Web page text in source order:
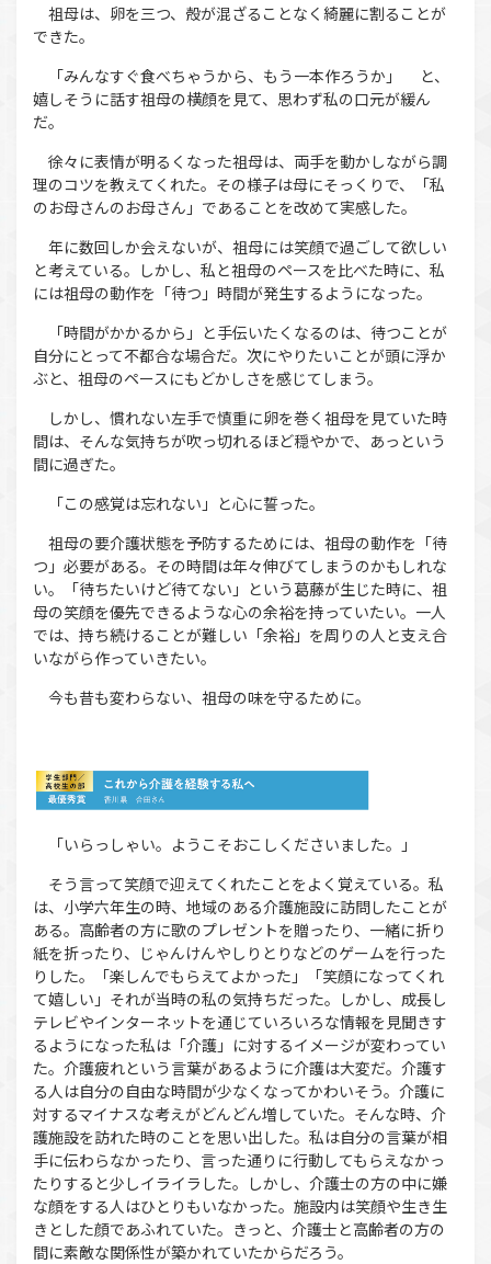
祖母は、卵を三つ、殻が混ざることなく綺麗に割ることが
できた。
「みんなすぐ食べちゃうから、もう一本作ろうか」 と、
嬉しそうに話す祖母の横顔を見て、思わず私の口元が緩ん
だ。
徐々に表情が明るくなった祖母は、両手を動かしながら調
理のコツを教えてくれた。その様子は母にそっくりで、「私
のお母さんのお母さん」であることを改めて実感した。
年に数回しか会えないが、祖母には笑顔で過ごして欲しい
と考えている。しかし、私と祖母のペースを比べた時に、私
には祖母の動作を「待つ」時間が発生するようになった。
「時間がかかるから」と手伝いたくなるのは、待つことが
自分にとって不都合な場合だ。次にやりたいことが頭に浮か
ぶと、祖母のペースにもどかしさを感じてしまう。
しかし、慣れない左手で慎重に卵を巻く祖母を見ていた時
間は、そんな気持ちが吹っ切れるほど穏やかで、あっという
間に過ぎた。
「この感覚は忘れない」と心に誓った。
祖母の要介護状態を予防するためには、祖母の動作を「待
つ」必要がある。その時間は年々伸びてしまうのかもしれな
い。「待ちたいけど待てない」という葛藤が生じた時に、祖
母の笑顔を優先できるような心の余裕を持っていたい。一人
では、持ち続けることが難しい「余裕」を周りの人と支え合
いながら作っていきたい。
今も昔も変わらない、祖母の味を守るために。
「いらっしゃい。ようこそおこしくださいました。」
そう言って笑顔で迎えてくれたことをよく覚えている。私
は、小学六年生の時、地域のある介護施設に訪問したことが
ある。高齢者の方に歌のプレゼントを贈ったり、一緒に折り
紙を折ったり、じゃんけんやしりとりなどのゲームを行った
りした。「楽しんでもらえてよかった」「笑顔になってくれ
て嬉しい」それが当時の私の気持ちだった。しかし、成長し
テレビやインターネットを通じていろいろな情報を見聞きす
るようになった私は「介護」に対するイメージが変わってい
た。介護疲れという言葉があるように介護は大変だ。介護す
る人は自分の自由な時間が少なくなってかわいそう。介護に
対するマイナスな考えがどんどん増していた。そんな時、介
護施設を訪れた時のことを思い出した。私は自分の言葉が相
手に伝わらなかったり、言った通りに行動してもらえなかっ
たりすると少しイライラした。しかし、介護士の方の中に嫌
な顔をする人はひとりもいなかった。施設内は笑顔や生き生
きとした顔であふれていた。きっと、介護士と高齢者の方の
間に素敵な関係性が築かれていたからだろう。